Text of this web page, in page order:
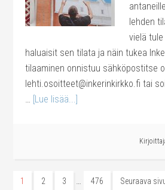
lehden
vielä
haluaisit sen tilata ja näin tukea
tilaaminen onnistuu sähköpostitse
lehti.osoitteet@inkerinkirkko.fi tai
… [Lue lisää...]
1 2 3 … 476 Seuraava